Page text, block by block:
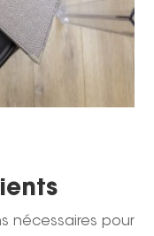
nécessaires pour